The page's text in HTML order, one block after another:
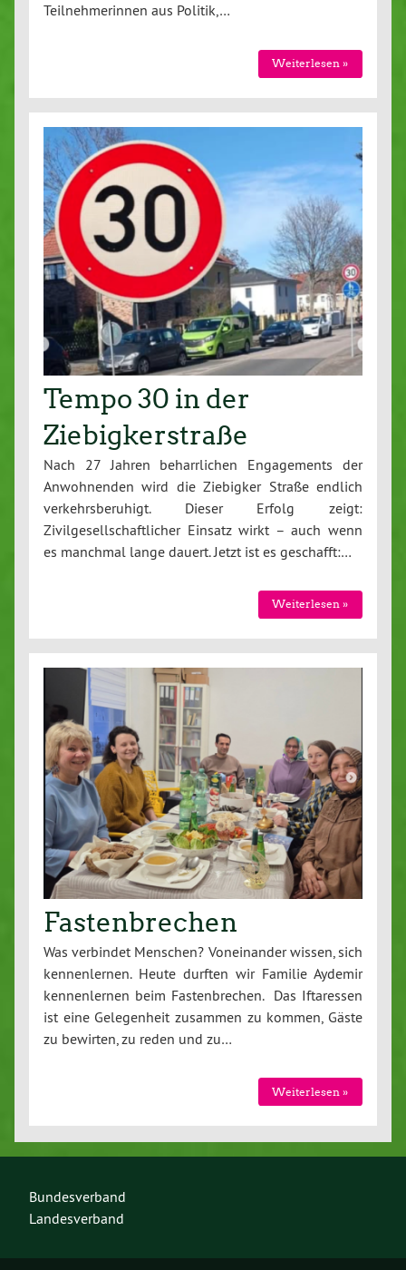
Teilnehmerinnen aus Politik,…
Weiterlesen »
Tempo 30 in der
Ziebigkerstraße
Nach 27 Jahren beharrlichen Engagements der
Anwohnenden wird die Ziebigker Straße endlich
verkehrsberuhigt. Dieser Erfolg zeigt:
Zivilgesellschaftlicher Einsatz wirkt – auch wenn
es manchmal lange dauert. Jetzt ist es geschafft:…
Weiterlesen »
Fastenbrechen
Was verbindet Menschen? Voneinander wissen, sich
kennenlernen. Heute durften wir Familie Aydemir
kennenlernen beim Fastenbrechen. Das Iftaressen
ist eine Gelegenheit zusammen zu kommen, Gäste
zu bewirten, zu reden und zu…
Weiterlesen »
Bundesverband
Landesverband